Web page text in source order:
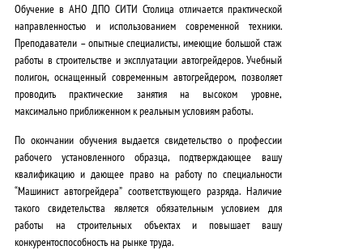
Обучение в АНО ДПО СИТИ Столица отличается практической
направленностью и использованием современной техники.
Преподаватели – опытные специалисты, имеющие большой стаж
работы в строительстве и эксплуатации автогрейдеров. Учебный
полигон, оснащенный современным автогрейдером, позволяет
проводить практические занятия на высоком уровне,
максимально приближенном к реальным условиям работы.
По окончании обучения выдаетсясвидетельство о профессии
рабочего установленного образца, подтверждающее вашу
квалификацию и дающее право на работу по специальности
“Машинист автогрейдера” соответствующего разряда. Наличие
такого свидетельства является обязательным условием для
работы на строительных объектах и повышает вашу
конкурентоспособность на рынке труда.